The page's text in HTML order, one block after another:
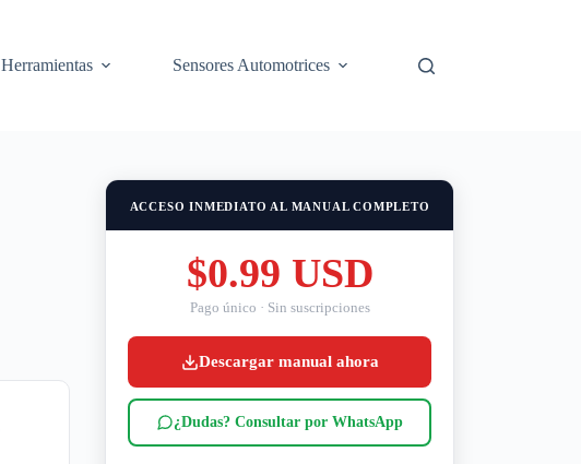
Herramientas Sensores Automotrices
ACCESO INMEDIATO AL MANUAL COMPLETO
$0.99 USD
Pago único · Sin suscripciones
Descargar manual ahora
¿Dudas? Consultar por WhatsApp